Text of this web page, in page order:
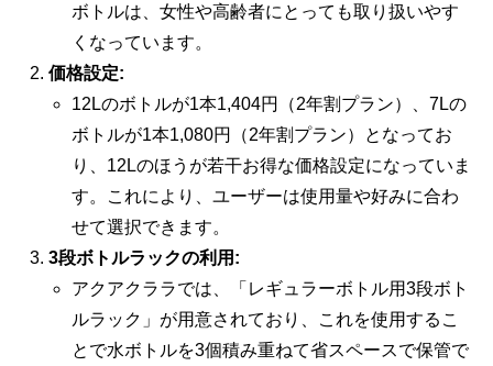
ボトルは、女性や高齢者にとっても取り扱いやす
くなっています。
価格設定:
12Lのボトルが1本1,404円（2年割プラン）、7Lの
ボトルが1本1,080円（2年割プラン）となってお
り、12Lのほうが若干お得な価格設定になっていま
す。これにより、ユーザーは使用量や好みに合わ
せて選択できます。
3段ボトルラックの利用:
アクアクララでは、「レギュラーボトル用3段ボト
ルラック」が用意されており、これを使用するこ
とで水ボトルを3個積み重ねて省スペースで保管で